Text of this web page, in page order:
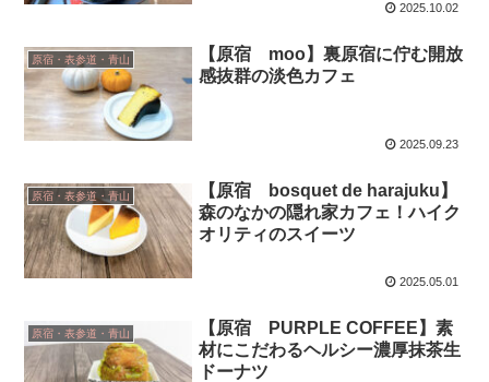
2025.10.02
原宿・表参道・青山
【原宿 moo】裏原宿に佇む開放
感抜群の淡色カフェ
2025.09.23
原宿・表参道・青山
【原宿 bosquet de harajuku】
森のなかの隠れ家カフェ！ハイク
オリティのスイーツ
2025.05.01
原宿・表参道・青山
【原宿 PURPLE COFFEE】素
材にこだわるヘルシー濃厚抹茶生
ドーナツ